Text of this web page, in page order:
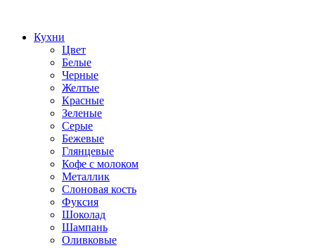
Кухни
Цвет
Белые
Черные
Желтые
Красные
Зеленые
Серые
Бежевые
Глянцевые
Кофе с молоком
Металлик
Слоновая кость
Фуксия
Шоколад
Шампань
Оливковые